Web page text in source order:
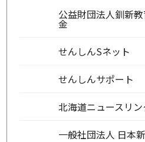
公益財団法人釧新
金
せんしんSネット
せんしんサポート
北海道ニュースリ
一般社団法人 日本